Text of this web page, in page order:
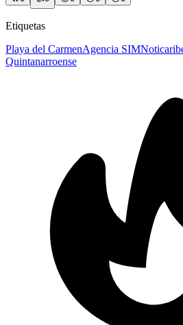
Etiquetas
Playa del CarmenAgencia SIM
Quintanarroense